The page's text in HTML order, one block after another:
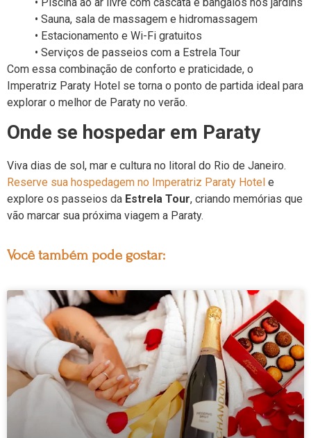
• Sauna, sala de massagem e hidromassagem
• Estacionamento e Wi-Fi gratuitos
• Serviços de passeios com a Estrela Tour
Com essa combinação de conforto e praticidade, o
Imperatriz Paraty Hotel se torna o ponto de partida ideal para
explorar o melhor de Paraty no verão.
Onde se hospedar em Paraty
Viva dias de sol, mar e cultura no litoral do Rio de Janeiro.
Reserve sua hospedagem no Imperatriz Paraty Hotel e
explore os passeios da Estrela Tour, criando memórias que
vão marcar sua próxima viagem a Paraty.
Você também pode gostar: